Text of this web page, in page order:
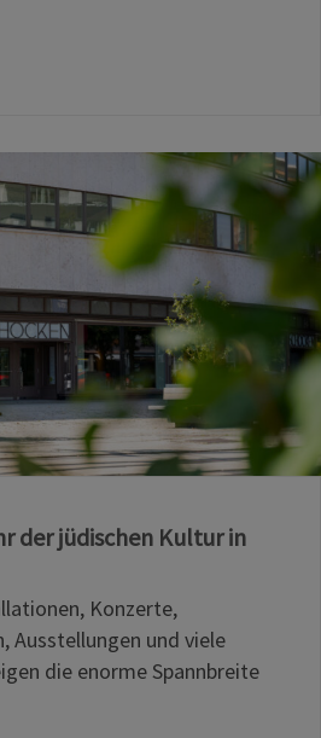
der jüdischen Kultur in
Konzerte,
Ausstellungen und viele
die enorme Spannbreite